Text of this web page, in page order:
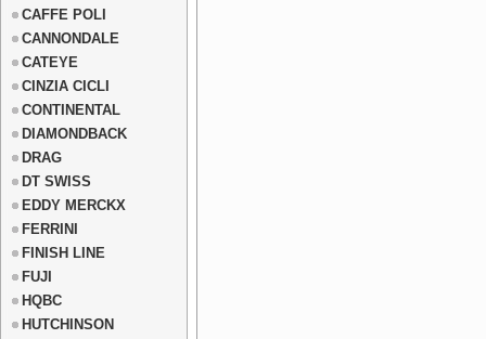
CAFFE POLI
CANNONDALE
CATEYE
CINZIA CICLI
CONTINENTAL
DIAMONDBACK
DRAG
DT SWISS
EDDY MERCKX
FERRINI
FINISH LINE
FUJI
HQBC
HUTCHINSON